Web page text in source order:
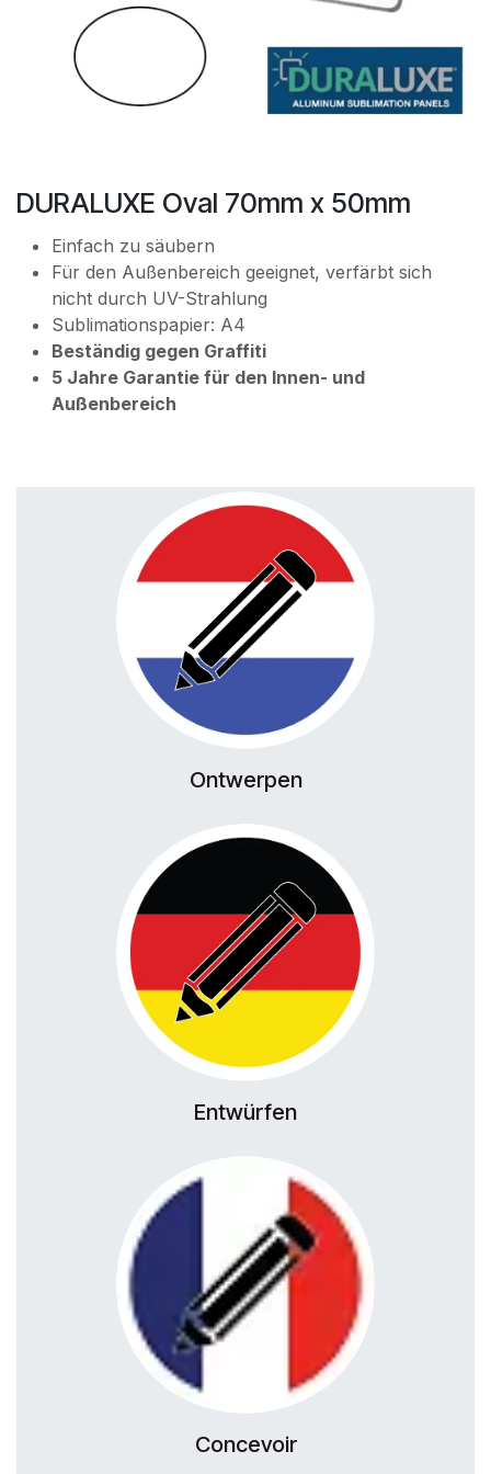
DURALUXE Oval 70mm x 50mm
Einfach zu säubern
Für den Außenbereich geeignet, verfärbt sich
nicht durch UV-Strahlung
Sublimationspapier: A4
Beständig gegen Graffiti
5 Jahre Garantie für den Innen- und
Außenbereich
Ontwerpen
Entwürfen
Concevoir